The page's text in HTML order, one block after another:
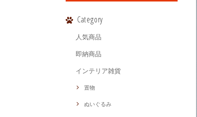
Category
人気商品
即納商品
インテリア雑貨
置物
ぬいぐるみ